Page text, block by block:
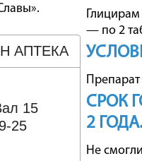
АПТЕКА
15
25
— по 2
Препарат
СРОК
2 ГОДА.
Не